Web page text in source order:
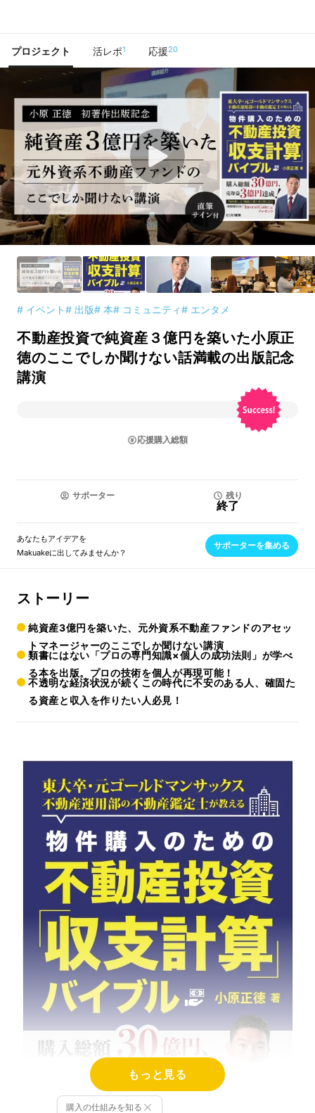
プロジェクト 活レポ1 応援20
# イベント# 出版# 本# コミュニティ# エンタメ
不動産投資で純資産３億円を築いた小原正
徳のここでしか聞けない話満載の出版記念
講演
応援購入総額
サポーター 残り
終了
あなたもアイデアを
Makuakeに出してみませんか？
サポーターを集める
ストーリー
純資産3億円を築いた、元外資系不動産ファンドのアセッ
トマネージャーのここでしか聞けない講演
類書にはない「プロの専門知識×個人の成功法則」が学べ
る本を出版。プロの技術を個人が再現可能！
不透明な経済状況が続くこの時代に不安のある人、確固た
る資産と収入を作りたい人必見！
もっと見る
購入の仕組みを知る